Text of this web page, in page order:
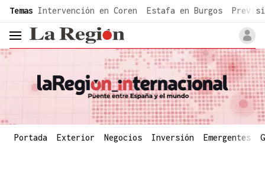
common.go-to-content
Temas Intervención en Coren Estafa en Burgos
header.menu.open
Portada Exterior Negocios Inversión Emergentes